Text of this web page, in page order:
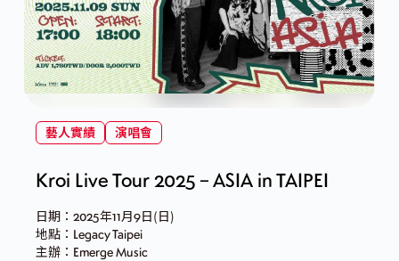
藝人實績 演唱會
Kroi Live Tour 2025 – ASIA in TAIPEI
日期：2025年11月9日(日)
地點：Legacy Taipei
主辦：Emerge Music